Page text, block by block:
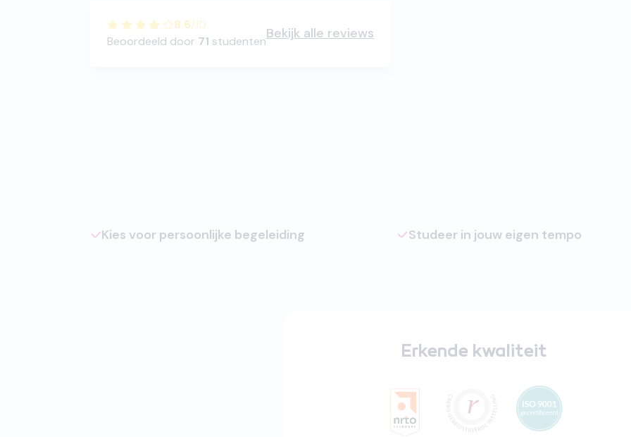
8.6/10
Beoordeeld door 71 studentenBekijk alle reviews
Kies voor persoonlijke begeleiding Studeer in jouw eigen tempo
Erkende kwaliteit